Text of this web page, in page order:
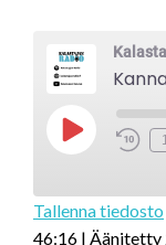
Play
Episode
Tallenna tiedosto
46:16 | Äänitetty